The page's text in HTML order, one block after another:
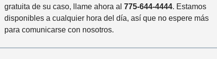
c
d
gratuita de su caso, llame ahora al 775-644-4444. Estamos
disponibles a cualquier hora del día, así que no espere más
para comunicarse con nosotros.